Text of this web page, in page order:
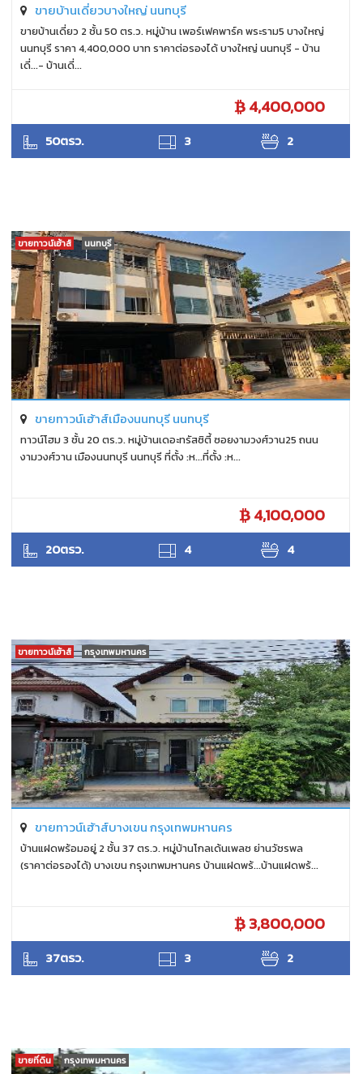
ขายบ้านเดี่ยวบางใหญ่ นนทบุรี
ขายบ้านเดี่ยว 2 ชั้น 50 ตร.ว. หมู่บ้าน เพอร์เฟคพาร์ค พระราม5 บางใหญ่
นนทบุรี ราคา 4,400,000 บาท ราคาต่อรองได้ บางใหญ่ นนทบุรี - บ้าน
เดี่...- บ้านเดี่...
4,400,000
50ตรว. 3 2
ANTPUNYAPA
ขายทาวน์เฮ้าส์ นนทบุรี
ขายทาวน์เฮ้าส์เมืองนนทบุรี นนทบุรี
ทาวน์โฮม 3 ชั้น 20 ตร.ว. หมู่บ้านเดอะทรัสซิตี้ ซอยงามวงศ์วาน25 ถนน
งามวงศ์วาน เมืองนนทบุรี นนทบุรี ที่ตั้ง :ห...ที่ตั้ง :ห...
4,100,000
20ตรว. 4 4
ANTPUNYAPA
ขายทาวน์เฮ้าส์ กรุงเทพมหานคร
ขายทาวน์เฮ้าส์บางเขน กรุงเทพมหานคร
บ้านแฝดพร้อมอยู่ 2 ชั้น 37 ตร.ว. หมู่บ้านโกลเด้นเพลซ ย่านวัชรพล
(ราคาต่อรองได้) บางเขน กรุงเทพมหานคร บ้านแฝดพร้...บ้านแฝดพร้...
3,800,000
37ตรว. 3 2
ANTPUNYAPA
ขายที่ดิน กรุงเทพมหานคร